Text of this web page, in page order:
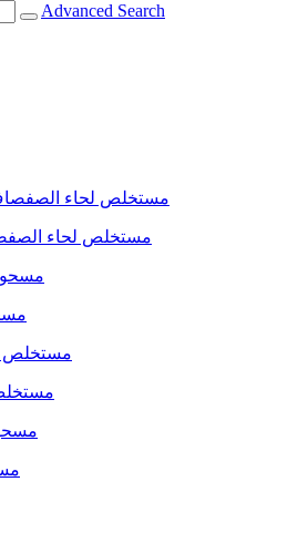
Advanced Search
مستخلص لحاء